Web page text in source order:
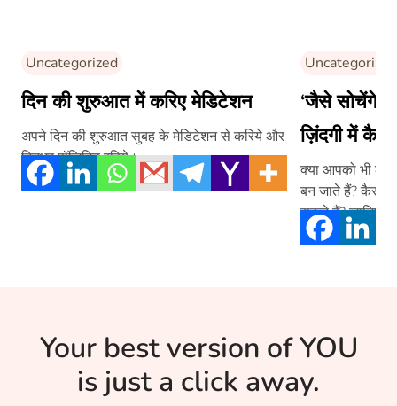
Uncategorized
दिन की शुरुआत में करिए मेडिटेशन
अपने दिन की शुरुआत सुबह के मेडिटेशन से करिये और
दिनभर पॉज़िटिव रहिये।
Uncategorized
‘जैसे सोचेंगे
ज़िंदगी में कैसे
क्या आपको भी
बन जाते हैं? कैसे
सकते हैं? जानिए
Your best version of YOU
is just a click away.